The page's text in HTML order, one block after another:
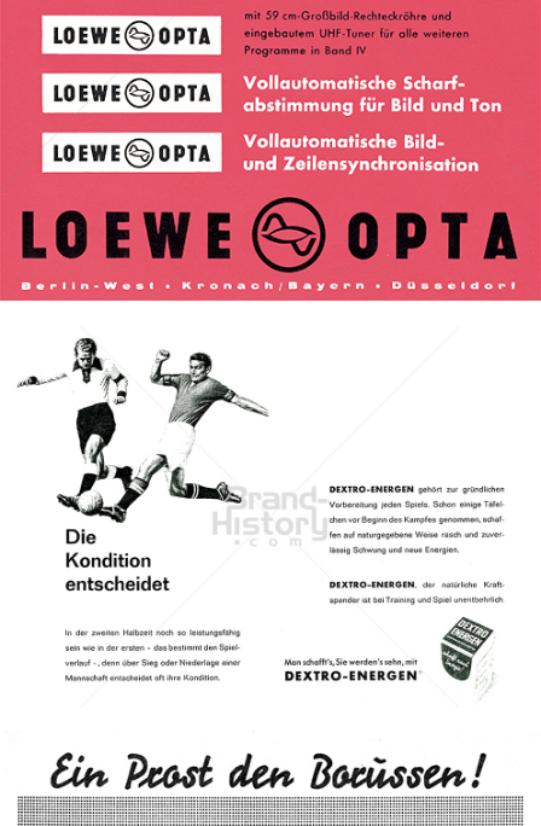
Bild-ID: 68669
DEXTRO ENERGEN
Unilever Austria - Deutschland - Schweiz
1961
Bild-ID: 68665